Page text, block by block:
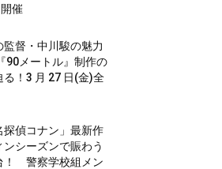
催
監督・中川駿の魅力
90メートル』制作の
る！3 月 27 日(金)全
探偵コナン」最新作
ンシーズンで賑わう
！ 警察学校組メン